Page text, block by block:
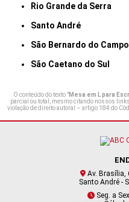
Rio Grande da Serra
Santo André
São Bernardo do Campo
São Caetano do Sul
O conteúdo do texto "Mesa em L para
parcial ou total, mesmo citando nossos
violação de direito autoral – artigo 184 do
Av. Brasília,
Santo André -
Seg. a